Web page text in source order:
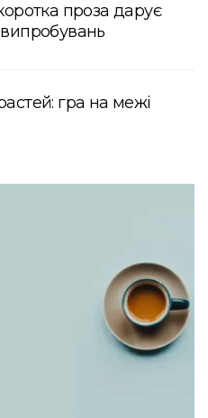
проза дарує
гра на межі